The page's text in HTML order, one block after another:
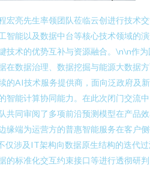
宏亮先生率领团队莅临云创进行技术
智能以及数据中台等核心技术领域的
技术的优势互补与资源融合。\n\n作为
在数据治理、数据挖掘与能源大数据
的AI技术服务提供商，面向泛政府及
智能计算协同能力。在此次闭门交流
共同审阅了多项前沿预测模型在产品
缘端为运营方的普惠智能服务在客户
仅涉及IT架构向数据原生结构的迭代
的标准化交互约束接口等进行透彻研